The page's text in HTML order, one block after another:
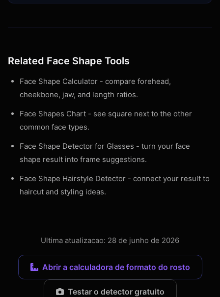
Related Face Shape Tools
Face Shape Calculator - compare forehead,
cheekbone, jaw, and length ratios.
Face Shapes Chart - see square next to the other
common face types.
Face Shape Detector for Glasses - turn your face
shape result into frame suggestions.
Face Shape Hairstyle Detector - connect your result to
haircut and styling ideas.
Ultima atualizacao: 28 de junho de 2026
Abrir a calculadora de formato do rosto
Testar o detector gratuito